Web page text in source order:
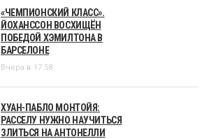
«ЧЕМПИОНСКИЙ КЛАСС».
ЙОХАНССОН ВОСХИЩЁН
ПОБЕДОЙ ХЭМИЛТОНА В
БАРСЕЛОНЕ
Вчера в 17:58
ХУАН-ПАБЛО МОНТОЙЯ:
РАССЕЛУ НУЖНО НАУЧИТЬСЯ
ЗЛИТЬСЯ НА АНТОНЕЛЛИ